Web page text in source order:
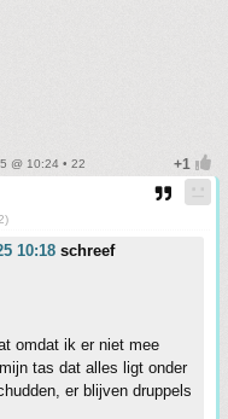
@ 10:24 • 22
10:18 schreef
omdat ik er niet mee
tas dat alles ligt onder
er blijven druppels